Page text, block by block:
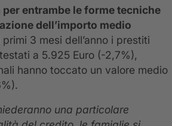
entrambe le forme tecniche
dell’importo medio
3 mesi dell’anno i prestiti
a 5.925 Euro (-2,7%),
hanno toccato un valore medio
una particolare